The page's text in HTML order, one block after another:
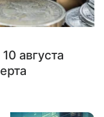
августа